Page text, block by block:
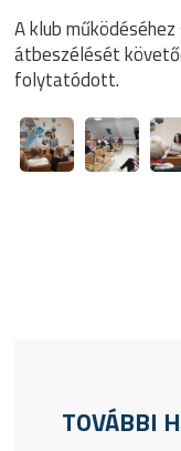
A klub
átbeszélését
folytatódott.
TOVÁBBI